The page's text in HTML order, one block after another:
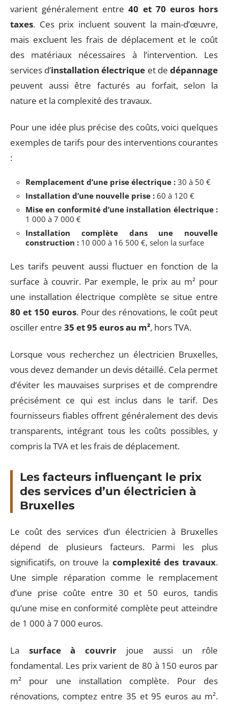
varient généralement entre40 et 70 euros hors
taxes. Ces prix incluent souvent la main-d’œuvre,
mais excluent les frais de déplacement et le coût
des matériaux nécessaires à l’intervention. Les
services d’installation électrique et dedépannage
peuvent aussi être facturés au forfait, selon la
nature et la complexité des travaux.
Pour une idée plus précise des coûts, voici quelques
exemples de tarifs pour des interventions courantes
:
Remplacement d’une prise électrique : 30 à 50 €
Installation d’une nouvelle prise : 60 à 120 €
Mise en conformité d’une installation électrique :
1 000 à 7 000 €
Installation complète dans une nouvelle
construction : 10 000 à 16 500 €, selon la surface
Les tarifs peuvent aussi fluctuer en fonction de la
surface à couvrir. Par exemple, le prix au m² pour
une installation électrique complète se situe entre
80 et 150 euros. Pour des rénovations, le coût peut
osciller entre 35 et 95 euros au m², hors TVA.
Lorsque vous recherchez un électricien Bruxelles,
vous devez demander un devis détaillé. Cela permet
d’éviter les mauvaises surprises et de comprendre
précisément ce qui est inclus dans le tarif. Des
fournisseurs fiables offrent généralement des devis
transparents, intégrant tous les coûts possibles, y
compris la TVA et les frais de déplacement.
Les facteurs influençant le prix
des services d’un électricien à
Bruxelles
Le coût des services d’un électricien à Bruxelles
dépend de plusieurs facteurs. Parmi les plus
significatifs, on trouve la complexité des travaux.
Une simple réparation comme le remplacement
d’une prise coûte entre 30 et 50 euros, tandis
qu’une mise en conformité complète peut atteindre
de 1 000 à 7 000 euros.
La surface à couvrir joue aussi un rôle
fondamental. Les prix varient de 80 à 150 euros par
m² pour une installation complète. Pour des
rénovations, comptez entre 35 et 95 euros au m².